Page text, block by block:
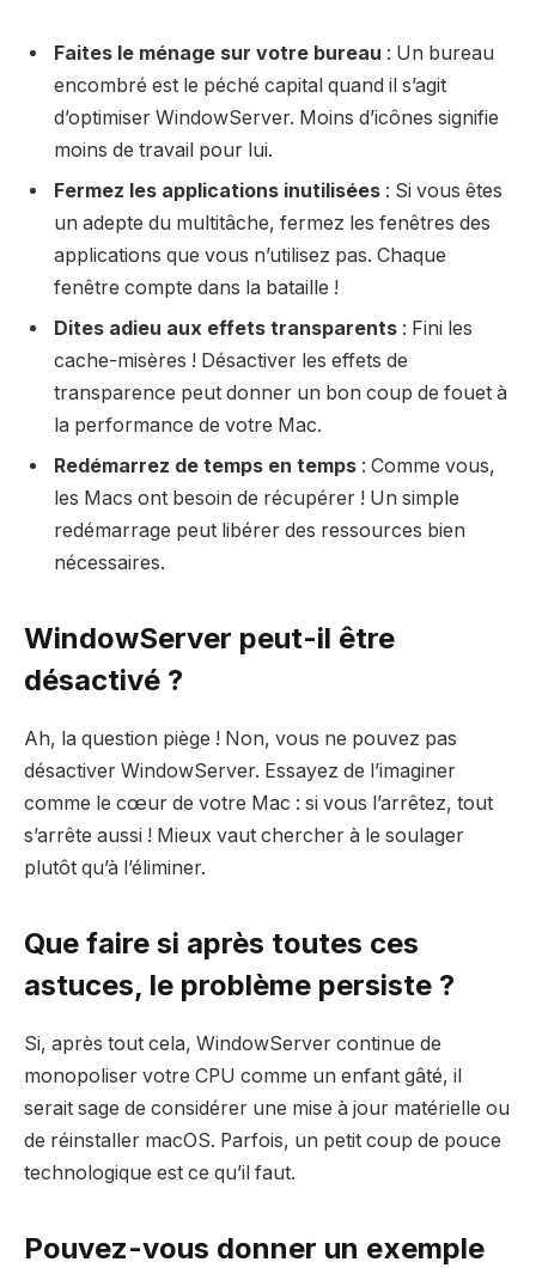
Faites le ménage sur votre bureau : Un bureau
encombré est le péché capital quand il s’agit
d’optimiser WindowServer. Moins d’icônes signifie
moins de travail pour lui.
Fermez les applications inutilisées : Si vous êtes
un adepte du multitâche, fermez les fenêtres des
applications que vous n’utilisez pas. Chaque
fenêtre compte dans la bataille !
Dites adieu aux effets transparents : Fini les
cache-misères ! Désactiver les effets de
transparence peut donner un bon coup de fouet à
la performance de votre Mac.
Redémarrez de temps en temps : Comme vous,
les Macs ont besoin de récupérer ! Un simple
redémarrage peut libérer des ressources bien
nécessaires.
WindowServer peut-il être
désactivé ?
Ah, la question piège ! Non, vous ne pouvez pas
désactiver WindowServer. Essayez de l’imaginer
comme le cœur de votre Mac : si vous l’arrêtez, tout
s’arrête aussi ! Mieux vaut chercher à le soulager
plutôt qu’à l’éliminer.
Que faire si après toutes ces
astuces, le problème persiste ?
Si, après tout cela, WindowServer continue de
monopoliser votre CPU comme un enfant gâté, il
serait sage de considérer une mise à jour matérielle ou
de réinstaller macOS. Parfois, un petit coup de pouce
technologique est ce qu’il faut.
Pouvez-vous donner un exemple